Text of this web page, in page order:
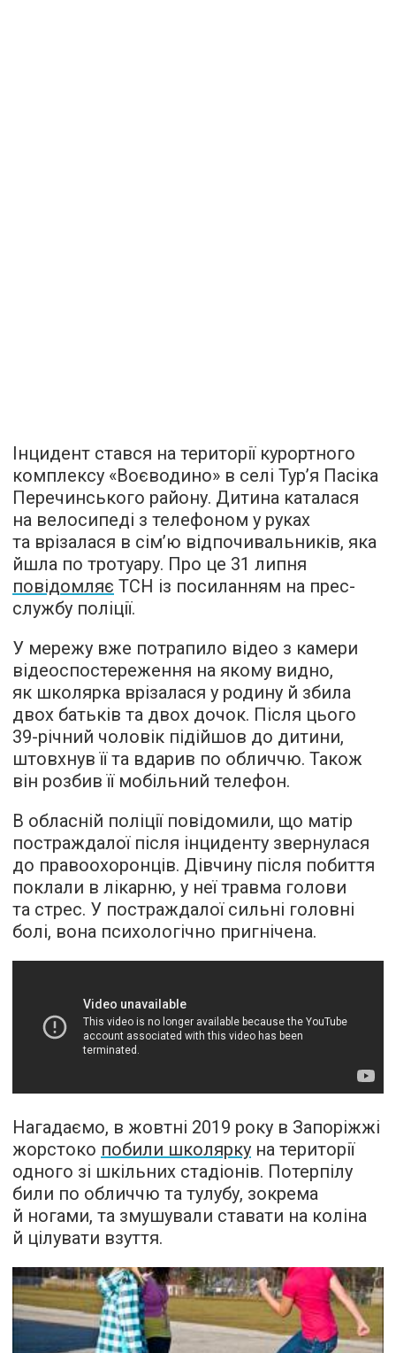
Інцидент стався на території курортного
комплексу «Воєводино» в селі Тур’я Пасіка
Перечинського району. Дитина каталася
на велосипеді з телефоном у руках
та врізалася в сім’ю відпочивальників, яка
йшла по тротуару. Про це 31 липня
повідомляє ТСН із посиланням на прес-
службу поліції.
У мережу вже потрапило відео з камери
відеоспостереження на якому видно,
як школярка врізалася у родину й збила
двох батьків та двох дочок. Після цього
39-річний чоловік підійшов до дитини,
штовхнув її та вдарив по обличчю. Також
він розбив її мобільний телефон.
В обласній поліції повідомили, що матір
постраждалої після інциденту звернулася
до правоохоронців. Дівчину після побиття
поклали в лікарню, у неї травма голови
та стрес. У постраждалої сильні головні
болі, вона психологічно пригнічена.
Нагадаємо, в жовтні 2019 року в Запоріжжі
жорстоко побили школярку на території
одного зі шкільних стадіонів. Потерпілу
били по обличчю та тулубу, зокрема
й ногами, та змушували ставати на коліна
й цілувати взуття.